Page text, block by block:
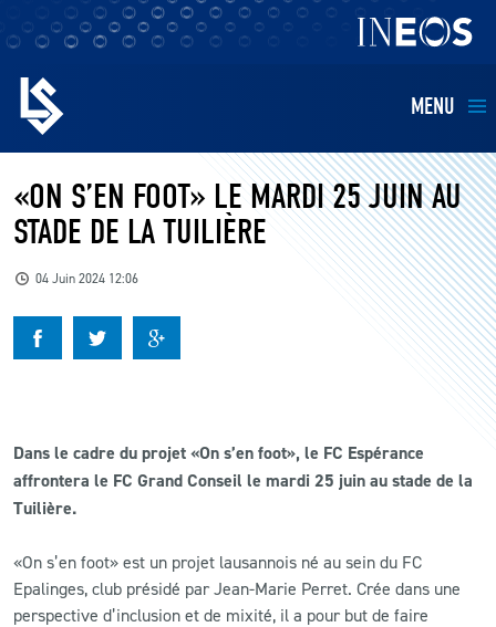
MENU
EQUIPES
BILLETTERIE
KIDS
RESTAURATION
CONTACT
«ON S’EN FOOT» LE MARDI 25 JUIN AU
STADE DE LA TUILIÈRE
04 Juin 2024 12:06
Dans le cadre du projet «On s’en foot», le FC Espérance
affrontera le FC Grand Conseil le mardi 25 juin au stade de la
Tuilière.
«On s’en foot» est un projet lausannois né au sein du FC
Epalinges, club présidé par Jean-Marie Perret. Crée dans une
perspective d’inclusion et de mixité, il a pour but de faire